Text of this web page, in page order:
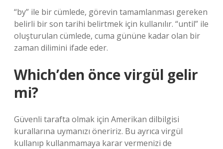
“by” ile bir cümlede, görevin tamamlanması gereken
belirli bir son tarihi belirtmek için kullanılır. “until” ile
oluşturulan cümlede, cuma gününe kadar olan bir
zaman dilimini ifade eder.
Which’den önce virgül gelir
mi?
Güvenli tarafta olmak için Amerikan dilbilgisi
kurallarına uymanızı öneririz. Bu ayrıca virgül
kullanıp kullanmamaya karar vermenizi de